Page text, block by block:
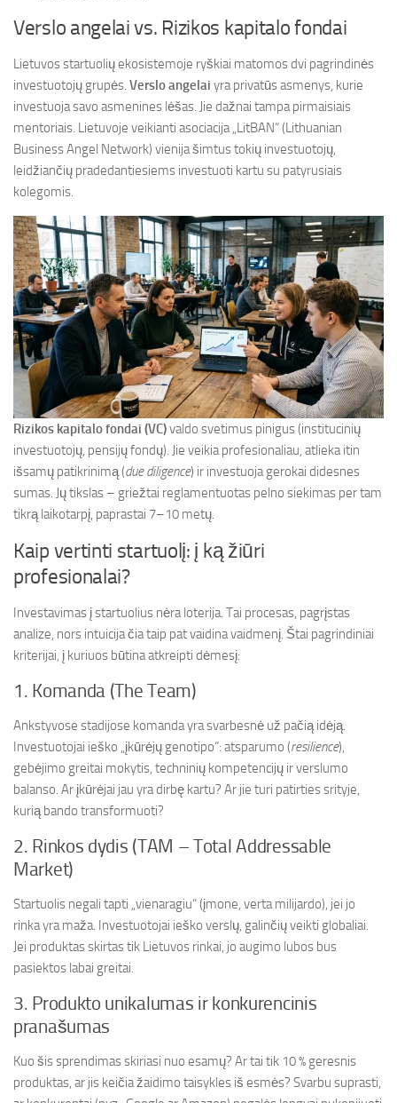
Verslo angelai vs. Rizikos kapitalo fondai
Lietuvos startuolių ekosistemoje ryškiai matomos dvi pagrindinės
investuotojų grupės. Verslo angelai yra privatūs asmenys, kurie
investuoja savo asmenines lėšas. Jie dažnai tampa pirmaisiais
mentoriais. Lietuvoje veikianti asociacija „LitBAN“ (Lithuanian
Business Angel Network) vienija šimtus tokių investuotojų,
leidžiančių pradedantiesiems investuoti kartu su patyrusiais
kolegomis.
Rizikos kapitalo fondai (VC)valdo svetimus pinigus (institucinių
investuotojų, pensijų fondų). Jie veikia profesionaliau, atlieka itin
išsamų patikrinimą (due diligence) ir investuoja gerokai didesnes
sumas. Jų tikslas – griežtai reglamentuotas pelno siekimas per tam
tikrą laikotarpį, paprastai 7–10 metų.
Kaip vertinti startuolį: į ką žiūri
profesionalai?
Investavimas į startuolius nėra loterija. Tai procesas, pagrįstas
analize, nors intuicija čia taip pat vaidina vaidmenį. Štai pagrindiniai
kriterijai, į kuriuos būtina atkreipti dėmesį:
1. Komanda (The Team)
Ankstyvose stadijose komanda yra svarbesnė už pačią idėją.
Investuotojai ieško „įkūrėjų genotipo“: atsparumo (resilience),
gebėjimo greitai mokytis, techninių kompetencijų ir verslumo
balanso. Ar įkūrėjai jau yra dirbę kartu? Ar jie turi patirties srityje,
kurią bando transformuoti?
2. Rinkos dydis (TAM – Total Addressable
Market)
Startuolis negali tapti „vienaragiu“ (įmone, verta milijardo), jei jo
rinka yra maža. Investuotojai ieško verslų, galinčių veikti globaliai.
Jei produktas skirtas tik Lietuvos rinkai, jo augimo lubos bus
pasiektos labai greitai.
3. Produkto unikalumas ir konkurencinis
pranašumas
Kuo šis sprendimas skiriasi nuo esamų? Ar tai tik 10 % geresnis
produktas, ar jis keičia žaidimo taisykles iš esmės? Svarbu suprasti,